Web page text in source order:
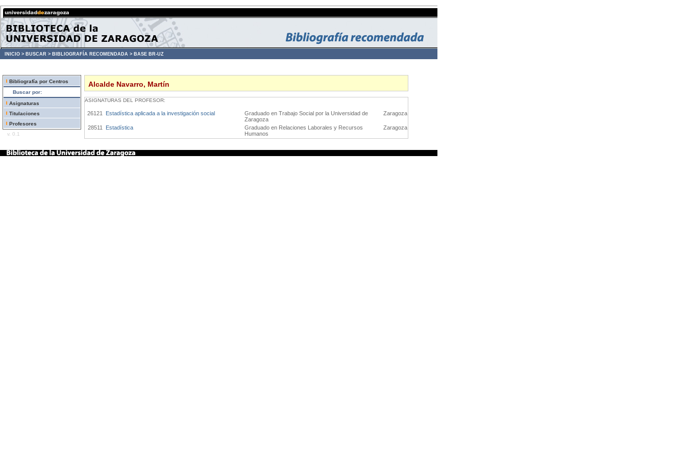
INICIO > BUSCAR > BIBLIOGRAFÍA RECOMENDADA > BASE BR-UZ
Bibliografía por Centros
Buscar por:
Asignaturas
Titulaciones
Profesores
v. 0.1
Alcalde Navarro, Martín
ASIGNATURAS DEL PROFESOR:
26121 Estadística aplicada a la investigación social
Graduado en Trabajo Social por la Universidad de
Zaragoza
Zaragoza
28511 Estadística
Graduado en Relaciones Laborales y Recursos
Humanos
Zaragoza